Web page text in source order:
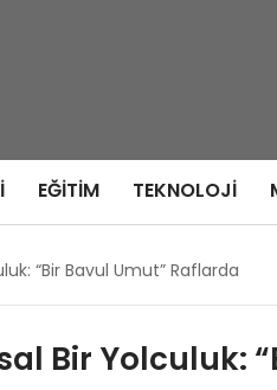
EĞITIM TEKNOLOJI
“Bir Bavul Umut” Raflarda
Bir Yolculuk: